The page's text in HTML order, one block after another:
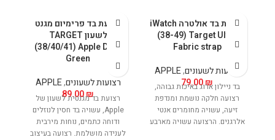
רצועת בד אולטרה iWatch
(38-49) Target Ultra
Fabric strap
רצועות לשעונים,
APPLE
79.00₪
בד ניילון ארוג באיכות גבוהה,
רצועה חלקה נושמת ומנדפת
זיעה, עשויה מחומרים אנטי
אלרגנים. הרצועה עשויה מארבע
רצועת בד פרימיום מגנט
לשעון TARGET
(38/40/41) Apple Dark
Green
רצועות לשעונים,
APPLE
89.00₪
רצועת בד מגנטית לשעון של
Apple, עשויה בד חסין לנוזלים
ודוחה כתמים, נוחות מירבית
לענידה מושלמת. רצועה בעיצוב